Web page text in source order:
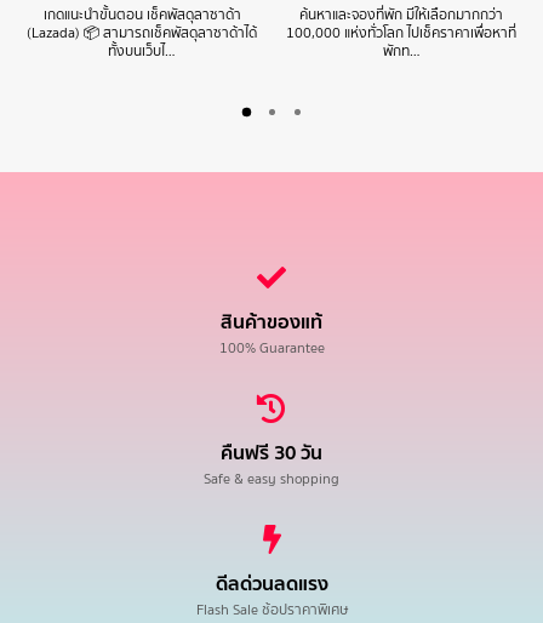
เกดแนะนำขั้นตอน เช็คพัสดุลาซาด้า
(Lazada) 📦 สามารถเช็คพัสดุลาซาด้าได้
ทั้งบนเว็บไ…
ค้นหาและจองที่พัก มีให้เลือกมากกว่า
100,000 แห่งทั่วโลก ไปเช็คราคาเพื่อหาที่
พักท…
สินค้าของแท้
100% Guarantee
คืนฟรี 30 วัน
Safe & easy shopping
ดีลด่วนลดแรง
Flash Sale ช้อปราคาพิเศษ